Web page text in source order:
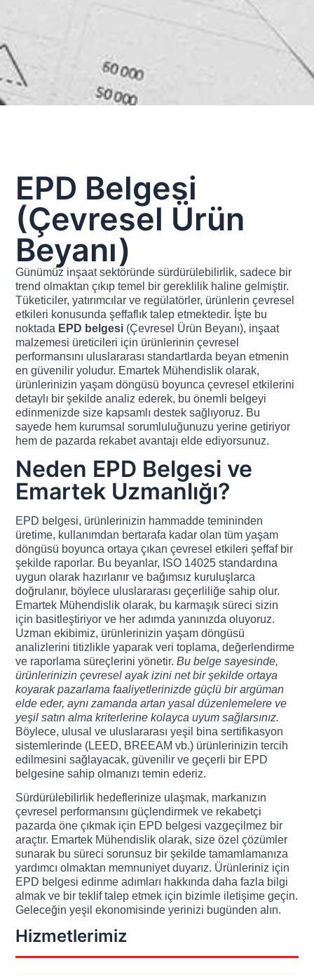
Hizmetlerimiz
EPD Belgesi
(Çevresel Ürün
Beyanı)
Günümüz inşaat sektöründe sürdürülebilirlik, sadece bir
trend olmaktan çıkıp temel bir gereklilik haline gelmiştir.
Tüketiciler, yatırımcılar ve regülatörler, ürünlerin çevresel
etkileri konusunda şeffaflık talep etmektedir. İşte bu
noktada EPD belgesi (Çevresel Ürün Beyanı), inşaat
malzemesi üreticileri için ürünlerinin çevresel
performansını uluslararası standartlarda beyan etmenin
en güvenilir yoludur. Emartek Mühendislik olarak,
ürünlerinizin yaşam döngüsü boyunca çevresel etkilerini
detaylı bir şekilde analiz ederek, bu önemli belgeyi
edinmenizde size kapsamlı destek sağlıyoruz. Bu
sayede hem kurumsal sorumluluğunuzu yerine getiriyor
hem de pazarda rekabet avantajı elde ediyorsunuz.
Neden EPD Belgesi ve
Emartek Uzmanlığı?
EPD belgesi, ürünlerinizin hammadde temininden
üretime, kullanımdan bertarafa kadar olan tüm yaşam
döngüsü boyunca ortaya çıkan çevresel etkileri şeffaf bir
şekilde raporlar. Bu beyanlar, ISO 14025 standardına
uygun olarak hazırlanır ve bağımsız kuruluşlarca
doğrulanır, böylece uluslararası geçerliliğe sahip olur.
Emartek Mühendislik olarak, bu karmaşık süreci sizin
için basitleştiriyor ve her adımda yanınızda oluyoruz.
Uzman ekibimiz, ürünlerinizin yaşam döngüsü
analizlerini titizlikle yaparak veri toplama, değerlendirme
ve raporlama süreçlerini yönetir.Bu belge sayesinde,
ürünlerinizin çevresel ayak izini net bir şekilde ortaya
koyarak pazarlama faaliyetlerinizde güçlü bir argüman
elde eder, aynı zamanda artan yasal düzenlemelere ve
yeşil satın alma kriterlerine kolayca uyum sağlarsınız.
Böylece, ulusal ve uluslararası yeşil bina sertifikasyon
sistemlerinde (LEED, BREEAM vb.) ürünlerinizin tercih
edilmesini sağlayacak, güvenilir ve geçerli bir EPD
belgesine sahip olmanızı temin ederiz.
Sürdürülebilirlik hedeflerinize ulaşmak, markanızın
çevresel performansını güçlendirmek ve rekabetçi
pazarda öne çıkmak için EPD belgesi vazgeçilmez bir
araçtır. Emartek Mühendislik olarak, size özel çözümler
sunarak bu süreci sorunsuz bir şekilde tamamlamanıza
yardımcı olmaktan memnuniyet duyarız. Ürünleriniz için
EPD belgesi edinme adımları hakkında daha fazla bilgi
almak ve bir teklif talep etmek için bizimle iletişime geçin.
Geleceğin yeşil ekonomisinde yerinizi bugünden alın.